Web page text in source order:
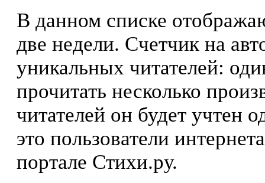
В данном списке
две недели. Счетчик на
уникальных читателей:
прочитать несколько
читателей он будет учтен
это пользователи
портале Стихи.ру.